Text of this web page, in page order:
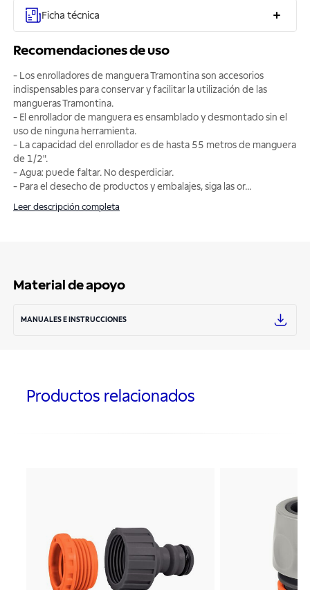
Ficha técnica
Recomendaciones de uso
- Los enrolladores de manguera Tramontina son accesorios
indispensables para conservar y facilitar la utilización de las
mangueras Tramontina.
- El enrollador de manguera es ensamblado y desmontado sin el
uso de ninguna herramienta.
- La capacidad del enrollador es de hasta 55 metros de manguera
de 1/2".
- Agua: puede faltar. No desperdiciar.
- Para el desecho de productos y embalajes, siga las or...
Leer descripción completa
Material de apoyo
MANUALES E INSTRUCCIONES
Productos relacionados